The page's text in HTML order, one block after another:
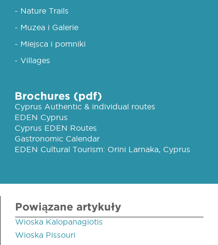
- Nature Trails
- Muzea i Galerie
- Miejsca i pomniki
- Villages
Brochures (pdf)
Cyprus Authentic & individual routes
EDEN Cyprus
Cyprus EDEN Routes
Gastronomic Calendar
EDEN Cultural Tourism: Orini Larnaka, Cyprus
Powiązane artykuły
Wioska Kalopanagiotis
Wioska Pissouri